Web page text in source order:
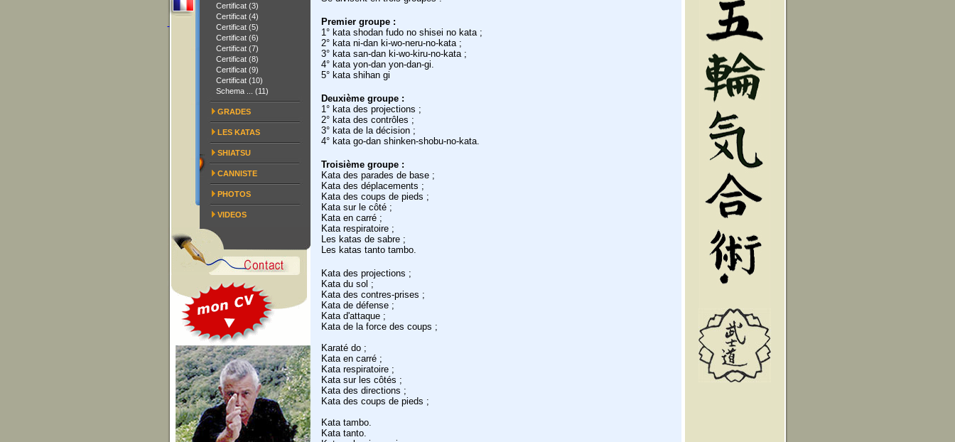
Certificat (3)
Certificat (4)
Certificat (5)
Certificat (6)
Certificat (7)
Certificat (8)
Certificat (9)
Certificat (10)
Schema ... (11)
GRADES
LES KATAS
SHIATSU
CANNISTE
PHOTOS
VIDEOS